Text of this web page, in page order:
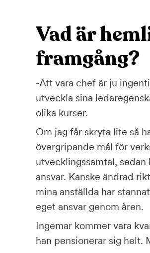
Vad är
framgång?
-Att vara chef är ju
utveckla sina
olika kurser.
Om jag får skryta lite så
övergripande mål för
utvecklingssamtal,
ansvar. Kanske ändrad
mina anställda har
eget ansvar genom åren.
Ingemar kommer vara
han pensionerar sig helt.